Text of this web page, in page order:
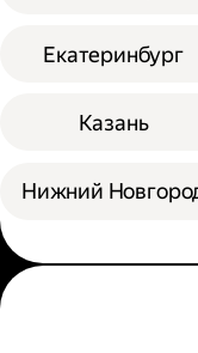
Екатеринбург
Казань
Нижний